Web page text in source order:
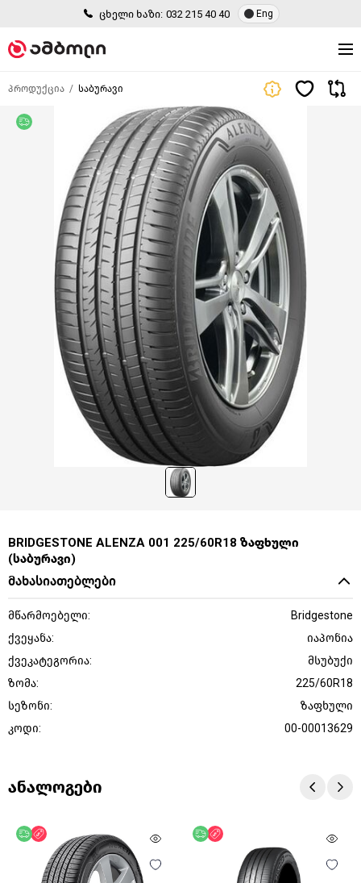
ცხელი ხაზი: 032 215 40 40 Eng
პროდუქცია საბურავი
BRIDGESTONE ALENZA 001 225/60R18 ზაფხული
(საბურავი)
მახასიათებლები
მწარმოებელი:
Bridgestone
ქვეყანა:
იაპონია
ქვეკატეგორია:
მსუბუქი
ზომა:
225/60R18
სეზონი:
ზაფხული
კოდი:
00-00013629
ანალოგები
უფასო მიწოდება
ფასდაკლება უფასო მიწოდება